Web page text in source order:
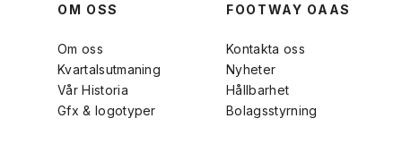
OM OSS
Om oss
Kvartalsutmaning
Vår Historia
Gfx & logotyper
FOOTWAY OAAS
Kontakta oss
Nyheter
Hållbarhet
Bolagsstyrning